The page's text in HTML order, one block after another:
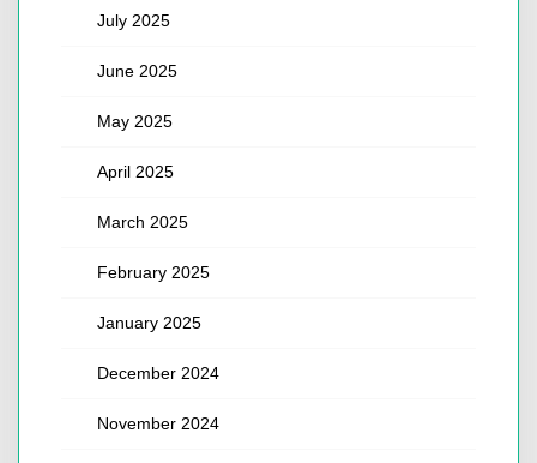
July 2025
June 2025
May 2025
April 2025
March 2025
February 2025
January 2025
December 2024
November 2024